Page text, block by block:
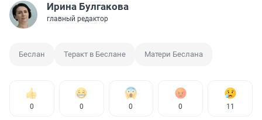
Ирина Булгакова
главный редактор
Беслан Теракт в Беслане Матери Беслана
0 0 0 0 11